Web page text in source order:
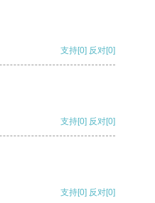
支持[0] 反对[0]
支持[0] 反对[0]
支持[0] 反对[0]